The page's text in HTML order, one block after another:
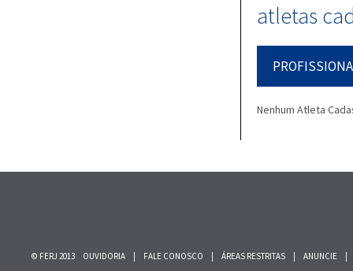
atletas
Nenhum Atleta
© FERJ 2013 OUVIDORIA | FALE CONOSCO | ÁREAS RESTRITAS | ANUNCIE |